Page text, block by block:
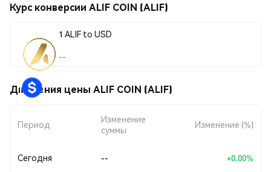
Курс конверсии ALIF COIN (ALIF)
1 ALIF to USD
--
Движения цены ALIF COIN (ALIF)
Период
Изменение
суммы
Изменение (%)
Сегодня -- +0.00%